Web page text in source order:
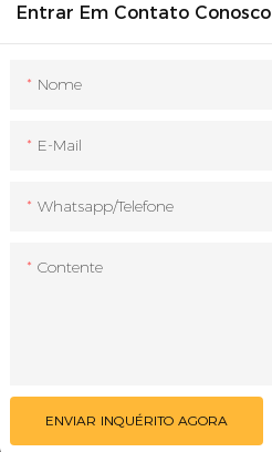
Entrar Em Contato Conosco
Nome
E-Mail
Whatsapp/Telefone
Contente
ENVIAR INQUÉRITO AGORA